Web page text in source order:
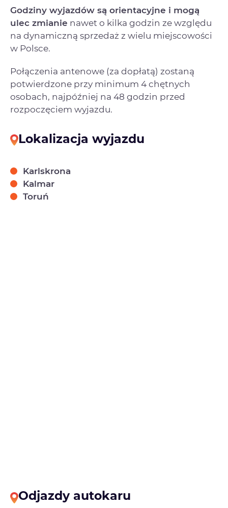
Godziny wyjazdów są orientacyjne i mogą
ulec zmianie nawet o kilka godzin ze względu
na dynamiczną sprzedaż z wielu miejscowości
w Polsce.
Połączenia antenowe (za dopłatą) zostaną
potwierdzone przy minimum 4 chętnych
osobach, najpóźniej na 48 godzin przed
rozpoczęciem wyjazdu.
Lokalizacja wyjazdu
Karlskrona
Kalmar
Toruń
Odjazdy autokaru